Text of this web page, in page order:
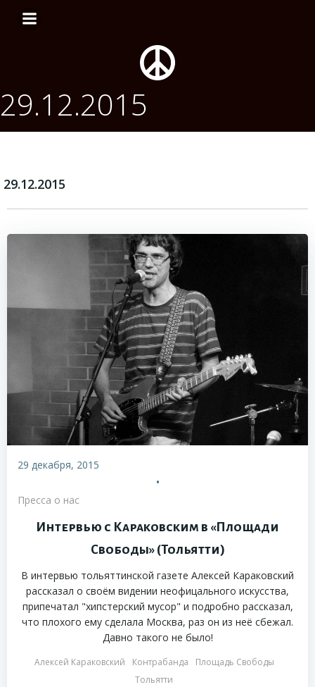
содержимому
29.12.2015
29.12.2015
29 декабря, 2015
•
Пресса о нас
Интервью с Караковским в «Площади
Свободы» (Тольятти)
В интервью тольяттинской газете Алексей Караковский
рассказал о своём видении неофицального искусства,
припечатал "хипстерский мусор" и подробно рассказал,
что плохого ему сделала Москва, раз он из неё сбежал.
Давно такого не было!
Алексей Караковский Контрабанда
Площадь Свободы
Тольятти